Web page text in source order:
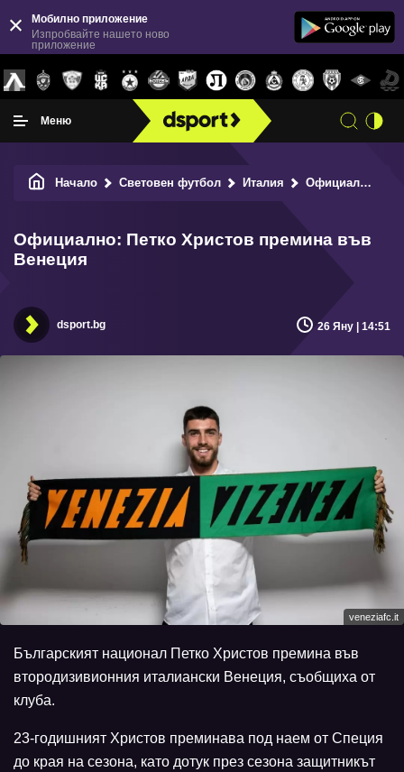
Мобилно приложение
Изпробвайте нашето ново
приложение
Меню
Начало Световен футбол Италия Официално: Петко Христов премина във Венеция
Официално: Петко Христов премина във
Венеция
dsport.bg 26 Яну | 14:51
veneziafc.it
Българският национал Петко Христов премина във
втородизивионния италиански Венеция, съобщиха от
клуба.
23-годишният Христов преминава под наем от Специя
до края на сезона, като дотук през сезона защитникът